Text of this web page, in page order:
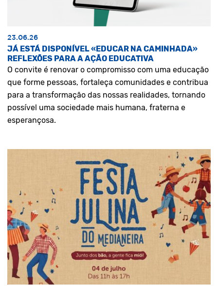
23.06.26
JÁ ESTÁ DISPONÍVEL «EDUCAR NA CAMINHADA»
REFLEXÕES PARA A AÇÃO EDUCATIVA
O convite é renovar o compromisso com uma educação
que forme pessoas, fortaleça comunidades e contribua
para a transformação das nossas realidades, tornando
possível uma sociedade mais humana, fraterna e
esperançosa.